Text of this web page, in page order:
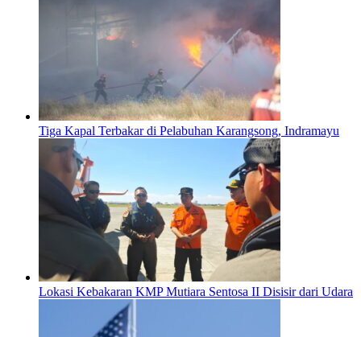
Tiga Kapal Terbakar di Pelabuhan Karangsong, Indramayu
Lokasi Kebakaran KMP Mutiara Sentosa II Disisir dari Udara